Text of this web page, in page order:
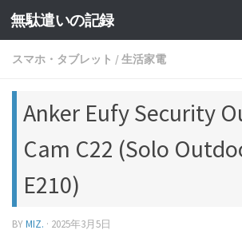
コンテンツへスキップ
無駄遣いの記録
スマホ・タブレット /生活家電
Anker Eufy Security
Cam C22 (Solo
E210)
BYMIZ. · 2025年3月5日